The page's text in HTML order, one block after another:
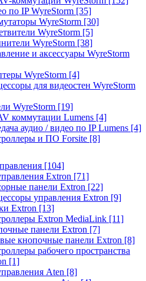
по IP WyreStorm [35]
WyreStorm [30]
WyreStorm [5]
WyreStorm [38]
и аксессуары WyreStorm
WyreStorm [4]
для видеостен WyreStorm
WyreStorm [19]
коммутации Lumens [4]
аудио / видео по IP Lumens [4]
и ПО Forsite [8]
[104]
Extron [71]
панели Extron [22]
управления Extron [9]
Extron [13]
Extron MediaLink [11]
панели Extron [7]
кнопочные панели Extron [8]
рабочего пространства
[1]
Aten [8]